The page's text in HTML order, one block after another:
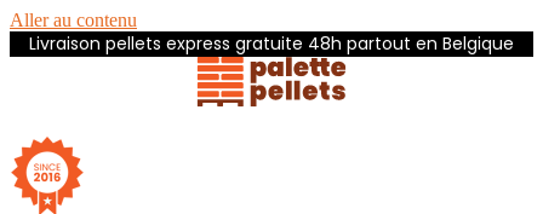
Aller au contenu
Livraison pellets express gratuite 48h partout en Belgique